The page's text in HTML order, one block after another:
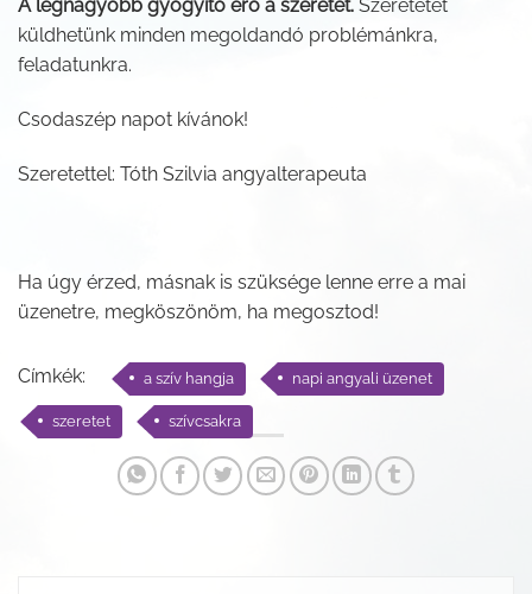
A legnagyobb gyógyító erő a szeretet. Szeretetet
küldhetünk minden megoldandó problémánkra,
feladatunkra.
Csodaszép napot kívánok!
Szeretettel: Tóth Szilvia angyalterapeuta
Ha úgy érzed, másnak is szüksége lenne erre a mai
üzenetre, megköszönöm, ha megosztod!
Címkék: a szív hangja napi angyali üzenet
szeretet szívcsakra